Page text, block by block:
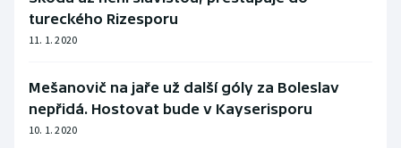
tureckého Rizesporu
11. 1. 2020
Mešanovič na jaře už další góly za Boleslav
nepřidá. Hostovat bude v Kayserisporu
10. 1. 2020